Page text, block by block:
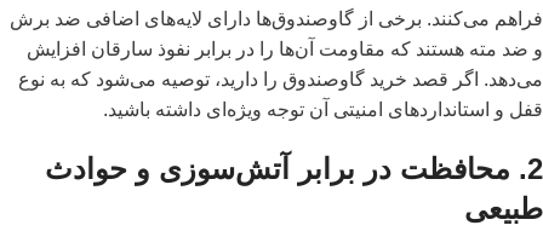
فراهم می‌کنند. برخی از گاوصندوق‌ها دارای لایه‌های اضافی ضد برش
و ضد مته هستند که مقاومت آن‌ها را در برابر نفوذ سارقان افزایش
می‌دهد. اگر قصد خرید گاوصندوق را دارید، توصیه می‌شود که به نوع
قفل و استانداردهای امنیتی آن توجه ویژه‌ای داشته باشید.
2. محافظت در برابر آتش‌سوزی و حوادث
طبیعی